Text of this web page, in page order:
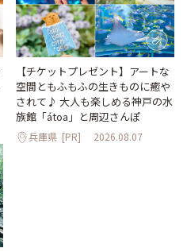
【チケットプレゼント】アートな
空間ともふもふの生きものに癒や
されて♪ 大人も楽しめる神戸の水
族館「átoa」と周辺さんぽ
兵庫県 [PR] 2026.08.07